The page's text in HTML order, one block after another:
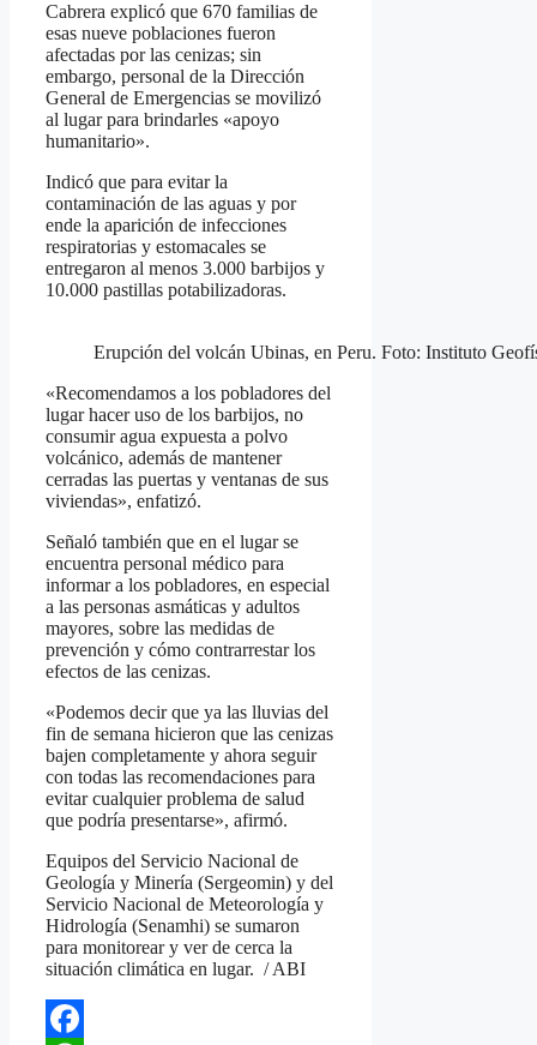
Cabrera explicó que 670 familias de
esas nueve poblaciones fueron
afectadas por las cenizas; sin
embargo, personal de la Dirección
General de Emergencias se movilizó
al lugar para brindarles «apoyo
humanitario».
Indicó que para evitar la
contaminación de las aguas y por
ende la aparición de infecciones
respiratorias y estomacales se
entregaron al menos 3.000 barbijos y
10.000 pastillas potabilizadoras.
Erupción del volcán Ubinas, en Peru. Foto: Instituto
«Recomendamos a los pobladores del
lugar hacer uso de los barbijos, no
consumir agua expuesta a polvo
volcánico, además de mantener
cerradas las puertas y ventanas de sus
viviendas», enfatizó.
Señaló también que en el lugar se
encuentra personal médico para
informar a los pobladores, en especial
a las personas asmáticas y adultos
mayores, sobre las medidas de
prevención y cómo contrarrestar los
efectos de las cenizas.
«Podemos decir que ya las lluvias del
fin de semana hicieron que las cenizas
bajen completamente y ahora seguir
con todas las recomendaciones para
evitar cualquier problema de salud
que podría presentarse», afirmó.
Equipos del Servicio Nacional de
Geología y Minería (Sergeomin) y del
Servicio Nacional de Meteorología y
Hidrología (Senamhi) se sumaron
para monitorear y ver de cerca la
situación climática en lugar. / ABI